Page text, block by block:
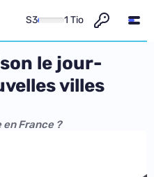
S3 1 Tio
le jour-
villes
France ?